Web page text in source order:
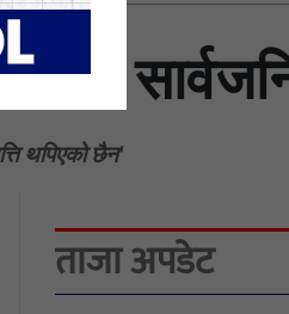
थपिएको छैन'
ताजा अपडेट